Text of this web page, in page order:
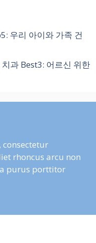
우리 아이와 가족 건
과 Best3: 어르신 위한
rhoncus arcu non
purus porttitor